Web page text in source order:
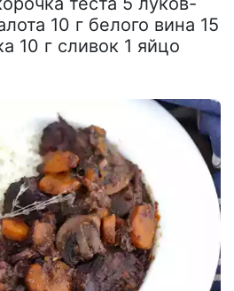
10 г белого вина 15
10 г сливок 1 яйцо